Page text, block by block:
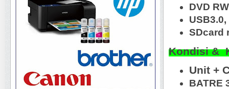
DVD
USB3.0,
SDcard
Kondisi &
Unit +
BATRE